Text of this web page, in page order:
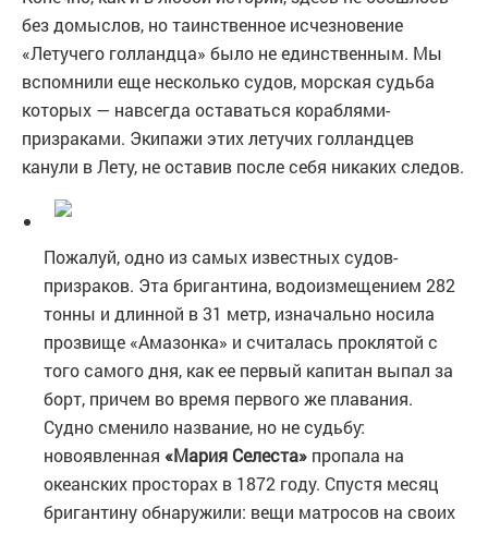
без домыслов, но таинственное исчезновение
«Летучего голландца» было не единственным. Мы
вспомнили еще несколько судов, морская судьба
которых — навсегда оставаться кораблями-
призраками. Экипажи этих летучих голландцев
канули в Лету, не оставив после себя никаких следов.
Пожалуй, одно из самых известных судов-
призраков. Эта бригантина, водоизмещением 282
тонны и длинной в 31 метр, изначально носила
прозвище «Амазонка» и считалась проклятой с
того самого дня, как ее первый капитан выпал за
борт, причем во время первого же плавания.
Судно сменило название, но не судьбу:
новоявленная «Мария Селеста» пропала на
океанских просторах в 1872 году. Спустя месяц
бригантину обнаружили: вещи матросов на своих